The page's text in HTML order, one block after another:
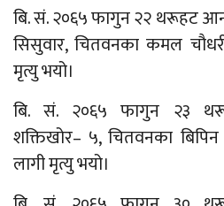
बि. सं. २०६५ फागुन २२ थरूहट
सिसुवार, चितवनका कमल
मृत्यु भयो।
बि. सं. २०६५ फागुन २३
शक्तिखोर– ५, चितवनका
लागी मृत्यु भयो।